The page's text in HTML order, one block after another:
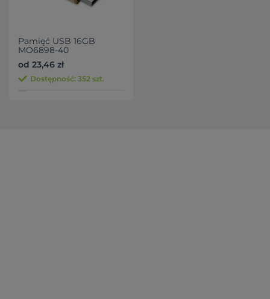
Pamięć USB 16GB
MO6898-40
od 23,46 zł
Dostępność: 352 szt.